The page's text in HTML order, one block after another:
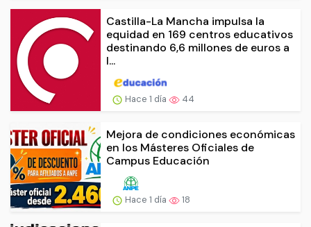
Castilla-La Mancha impulsa la
equidad en 169 centros educativos
destinando 6,6 millones de euros a
l...
Hace 1 día 44
Mejora de condiciones económicas
en los Másteres Oficiales de
Campus Educación
Hace 1 día 18